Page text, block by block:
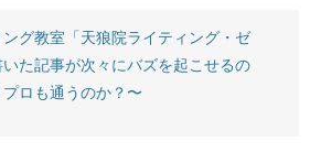
グ教室「天狼院ライティング・ゼ
た記事が次々にバズを起こせるの
ロも通うのか？〜